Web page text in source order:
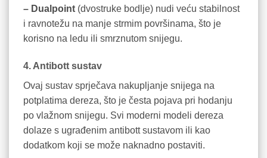
– Dualpoint (dvostruke bodlje) nudi veću stabilnost
i ravnotežu na manje strmim površinama, što je
korisno na ledu ili smrznutom snijegu.
4. Antibott sustav
Ovaj sustav sprječava nakupljanje snijega na
potplatima dereza, što je česta pojava pri hodanju
po vlažnom snijegu. Svi moderni modeli dereza
dolaze s ugrađenim antibott sustavom ili kao
dodatkom koji se može naknadno postaviti.